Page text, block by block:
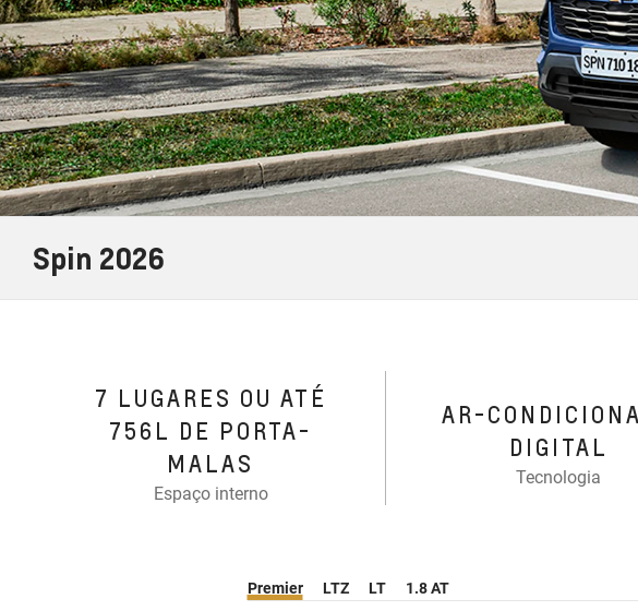
Spin 2026
7 LUGARES OU ATÉ
756L DE PORTA-
MALAS
Espaço interno
AR-
DIGITAL
Tecnologia
Premier LTZ LT 1.8 AT